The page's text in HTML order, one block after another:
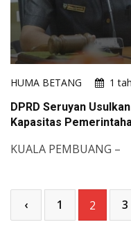
HUMA BETANG
1
DPRD Seruyan
Kapasitas
KUALA PEMBUANG –
‹ 1 2 3